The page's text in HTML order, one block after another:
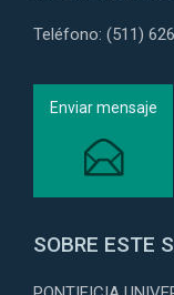
Teléfono: (511)
Enviar mensaje
SOBRE ESTE